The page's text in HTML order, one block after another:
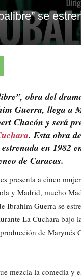
se
obra del
Guerra, llega a
Chacón y será
. Esta obra
en 1982
de Caracas.
presenta a cinco
y Madrid, mucho
Ibrahim Guerra se
La Cuchara bajo
de Marynés
mezcla la comedia y